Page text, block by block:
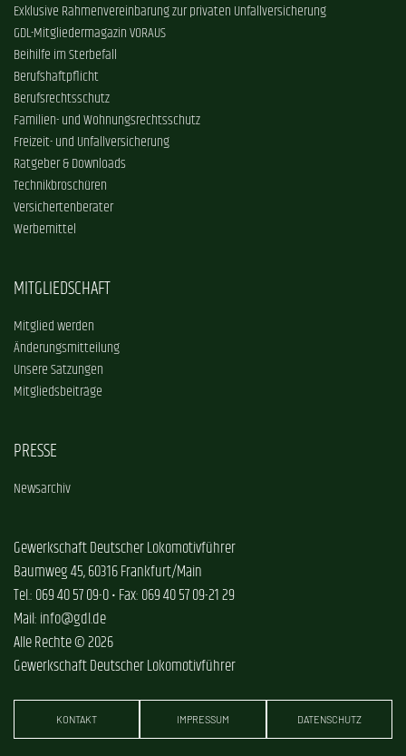
Exklusive Rahmenvereinbarung zur privaten Unfallversicherung
GDL-Mitgliedermagazin VORAUS
Beihilfe im Sterbefall
Berufshaftpflicht
Berufsrechtsschutz
Familien- und Wohnungsrechtsschutz
Freizeit- und Unfallversicherung
Ratgeber & Downloads
Technikbroschüren
Versichertenberater
Werbemittel
MITGLIEDSCHAFT
Mitglied werden
Änderungsmitteilung
Unsere Satzungen
Mitgliedsbeiträge
PRESSE
Newsarchiv
Gewerkschaft Deutscher Lokomotivführer
Baumweg 45, 60316 Frankfurt/Main
Tel.: 069 40 57 09-0 • Fax: 069 40 57 09-21 29
Mail: info@gdl.de
Alle Rechte © 2026
Gewerkschaft Deutscher Lokomotivführer
KONTAKT IMPRESSUM DATENSCHUTZ